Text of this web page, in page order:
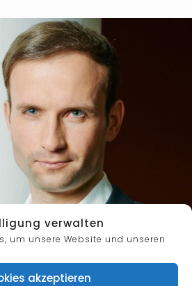
verwalten
um unsere Website und unseren
akzeptieren